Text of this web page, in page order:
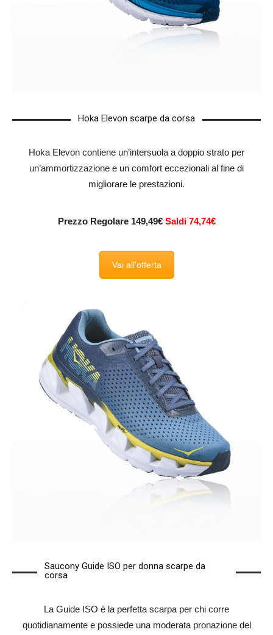
Hoka Elevon scarpe da corsa
Hoka Elevon contiene un’intersuola a doppio strato per
un’ammortizzazione e un comfort eccezionali al fine di
migliorare le prestazioni.
Prezzo Regolare 149,49€ Saldi 74,74€
Vai all'offerta
Saucony Guide ISO per donna scarpe da
corsa
La Guide ISO è la perfetta scarpa per chi corre
quotidianamente e possiede una moderata pronazione del